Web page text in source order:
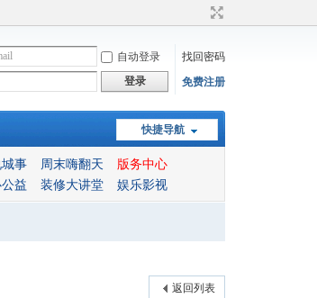
自动登录
找回密码
登录 免费注册
快捷导航
城事 周末嗨翻天
版务中心
益 装修大讲堂 娱乐影视
返回列表